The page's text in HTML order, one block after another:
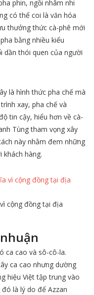
phin, ngồi nhâm nhi
có thể coi là văn hóa
thưởng thức cà-phê mới
bằng nhiều kiểu
dần thói quen của người
là hình thức pha chế mà
xay, pha chế và
tin cậy, hiểu hơn về cà-
Tùng tham vọng xây
này nhằm đem những
khách hàng.
cộng đồng tại địa
ca cao và sô-cô-la.
ca cao nhưng dường
hiệu Việt tập trung vào
là lý do để Azzan